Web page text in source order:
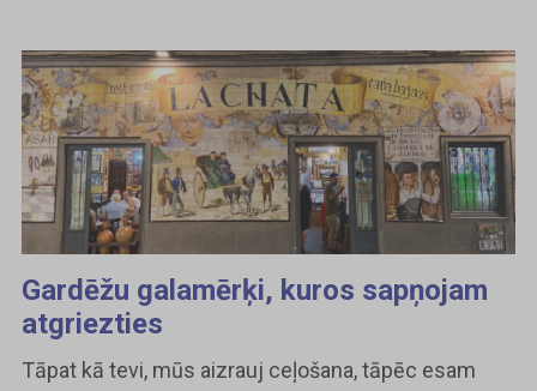
Gardēžu galamērķi, kuros sapņojam
atgriezties
Tāpat kā tevi, mūs aizrauj ceļošana, tāpēc esam